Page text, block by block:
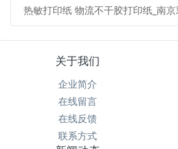
热敏打印纸 物流不干胶打印纸_南
关于我们
企业简介
在线留言
在线反馈
联系方式